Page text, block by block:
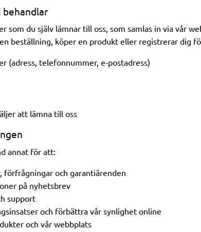
behandlar
som du själv lämnar till oss, som samlas in via vår
beställning, köper en produkt eller registrerar dig
(adress, telefonnummer, e-postadress)
att lämna till oss
annat för att:
förfrågningar och garantiärenden
på nyhetsbrev
support
och förbättra vår synlighet online
och vår webbplats